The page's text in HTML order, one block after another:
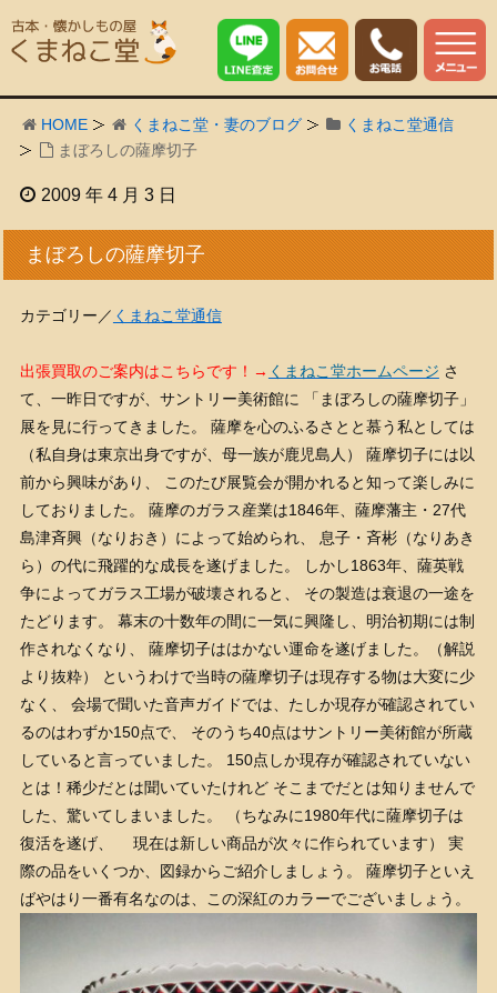
HOME くまねこ堂・妻のブログ
くまねこ堂通信
まぼろしの薩摩切子
2009 年 4 月 3 日
まぼろしの薩摩切子
カテゴリー／ くまねこ堂通信
出張買取のご案内はこちらです！→ くまねこ堂ホームページ さ
て、一昨日ですが、サントリー美術館に 「まぼろしの薩摩切子」
展を見に行ってきました。 薩摩を心のふるさとと慕う私としては
（私自身は東京出身ですが、母一族が鹿児島人） 薩摩切子には以
前から興味があり、 このたび展覧会が開かれると知って楽しみに
しておりました。 薩摩のガラス産業は1846年、薩摩藩主・27代
島津斉興（なりおき）によって始められ、 息子・斉彬（なりあき
ら）の代に飛躍的な成長を遂げました。 しかし1863年、薩英戦
争によってガラス工場が破壊されると、 その製造は衰退の一途を
たどります。 幕末の十数年の間に一気に興隆し、明治初期には制
作されなくなり、 薩摩切子ははかない運命を遂げました。（解説
より抜粋） というわけで当時の薩摩切子は現存する物は大変に少
なく、 会場で聞いた音声ガイドでは、たしか現存が確認されてい
るのはわずか150点で、 そのうち40点はサントリー美術館が所蔵
していると言っていました。 150点しか現存が確認されていない
とは！稀少だとは聞いていたけれど そこまでだとは知りませんで
した、驚いてしまいました。 （ちなみに1980年代に薩摩切子は
復活を遂げ、 現在は新しい商品が次々に作られています） 実
際の品をいくつか、図録からご紹介しましょう。 薩摩切子といえ
ばやはり一番有名なのは、この深紅のカラーでございましょう。